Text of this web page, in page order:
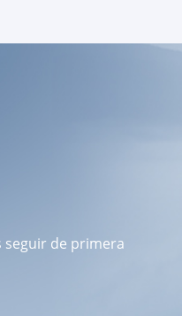
de primera